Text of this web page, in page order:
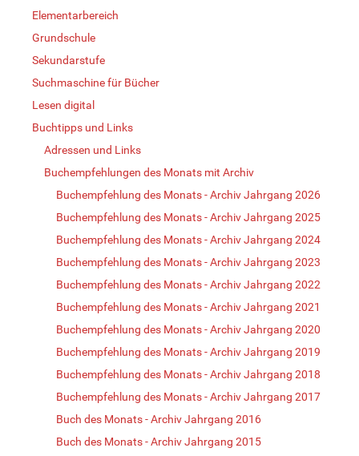
Elementarbereich
Grundschule
Sekundarstufe
Suchmaschine für Bücher
Lesen digital
Buchtipps und Links
Adressen und Links
Buchempfehlungen des Monats mit Archiv
Buchempfehlung des Monats - Archiv Jahrgang 2026
Buchempfehlung des Monats - Archiv Jahrgang 2025
Buchempfehlung des Monats - Archiv Jahrgang 2024
Buchempfehlung des Monats - Archiv Jahrgang 2023
Buchempfehlung des Monats - Archiv Jahrgang 2022
Buchempfehlung des Monats - Archiv Jahrgang 2021
Buchempfehlung des Monats - Archiv Jahrgang 2020
Buchempfehlung des Monats - Archiv Jahrgang 2019
Buchempfehlung des Monats - Archiv Jahrgang 2018
Buchempfehlung des Monats - Archiv Jahrgang 2017
Buch des Monats - Archiv Jahrgang 2016
Buch des Monats - Archiv Jahrgang 2015